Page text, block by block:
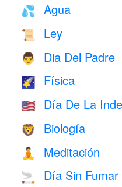
💦 Agua
📜 Ley
👨 Dia Del Padre
🌠 Física
🇺🇸 Día De La
🦁 Biología
🧘 Meditación
🚬 Día Sin Fumar